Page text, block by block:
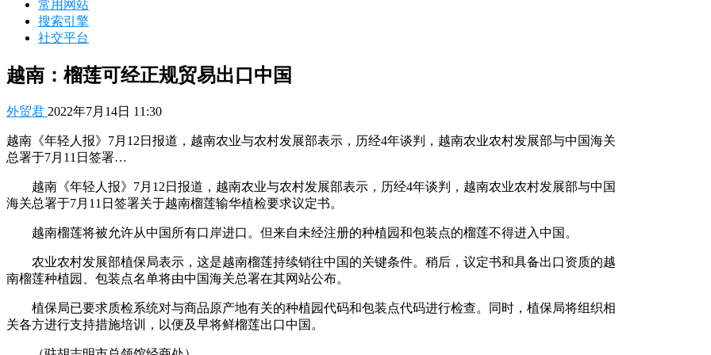
常用网站
搜索引擎
社交平台
越南：榴莲可经正规贸易出口中国
外贸君 2022年7月14日 11:30
越南《年轻人报》7月12日报道，越南农业与农村发展部表示，历经4年谈判，越南农业农村发展部与中国海关
总署于7月11日签署…
越南《年轻人报》7月12日报道，越南农业与农村发展部表示，历经4年谈判，越南农业农村发展部与中国
海关总署于7月11日签署关于越南榴莲输华植检要求议定书。
越南榴莲将被允许从中国所有口岸进口。但来自未经注册的种植园和包装点的榴莲不得进入中国。
农业农村发展部植保局表示，这是越南榴莲持续销往中国的关键条件。稍后，议定书和具备出口资质的越
南榴莲种植园、包装点名单将由中国海关总署在其网站公布。
植保局已要求质检系统对与商品原产地有关的种植园代码和包装点代码进行检查。同时，植保局将组织相
关各方进行支持措施培训，以便及早将鲜榴莲出口中国。